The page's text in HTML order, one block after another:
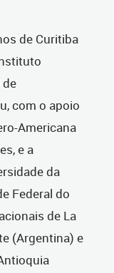
de Curitiba
com o apoio
Americana
e a
da
Federal do
de La
(Argentina) e